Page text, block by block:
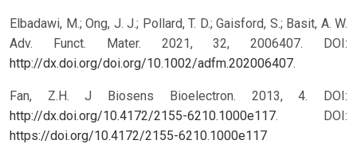
Elbadawi, M.; Ong, J. J.; Pollard, T. D.; Gaisford, S.; Basit, A. W.
Adv. Funct. Mater. 2021, 32, 2006407. DOI:
http://dx.doi.org/doi.org/10.1002/adfm.202006407.
Fan, Z.H. J Biosens Bioelectron. 2013, 4. DOI:
http://dx.doi.org/10.4172/2155-6210.1000e117.
DOI:
https://doi.org/10.4172/2155-6210.1000e117